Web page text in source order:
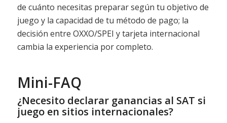
de cuánto necesitas preparar según tu objetivo de
juego y la capacidad de tu método de pago; la
decisión entre OXXO/SPEI y tarjeta internacional
cambia la experiencia por completo.
Mini-FAQ
¿Necesito declarar ganancias al SAT si
juego en sitios internacionales?